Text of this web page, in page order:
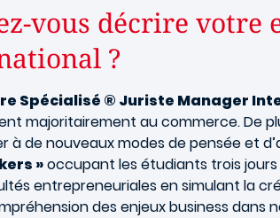
vous décrire votre
?
Spécialisé ® Juriste Manager
majoritairement au commerce. De
à de nouveaux modes de pensée et
»occupant les étudiants trois
entrepreneuriales en simulant la
des enjeux business dans